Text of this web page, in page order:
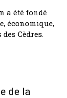
a été fondé
économique,
Cèdres.
de la